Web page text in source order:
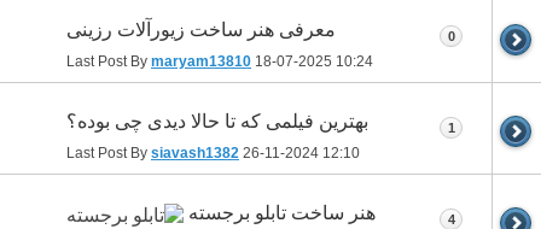
معرفی هنر ساخت زیورآلات رزینی
Last Post By maryam13810 18-07-2025 10:24
0
بهترین فیلمی که تا حالا دیدی چی بوده؟
Last Post By siavash1382 26-11-2024 12:10
1
هنر ساخت تابلو برجسته 4